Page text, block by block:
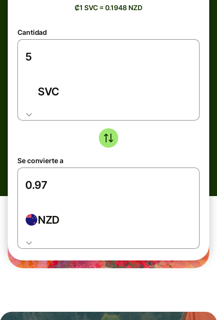
₡1 SVC = 0.1948 NZD
Cantidad
SVC
Se convierte a
NZD